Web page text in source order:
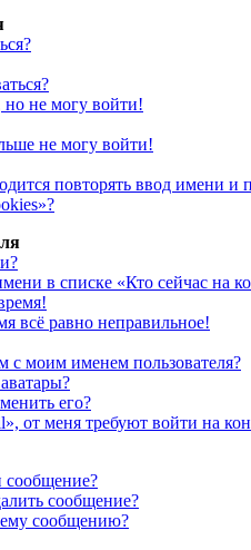
но не могу войти!
не могу войти!
повторять ввод имени и
в списке «Кто сейчас на
всё равно неправильное!
с моим именем пользователя?
его?
от меня требуют войти на
сообщение?
сообщение?
сообщению?